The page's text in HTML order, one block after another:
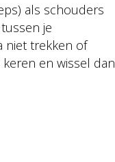
als schouders
je
niet trekken of
en wissel dan